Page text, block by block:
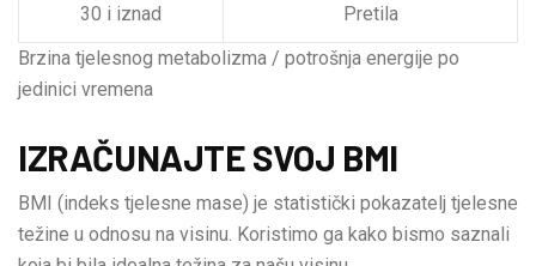
30 i iznad
Pretila
Brzina tjelesnog metabolizma / potrošnja energije po
jedinici vremena
IZRAČUNAJTE SVOJ BMI
BMI (indeks tjelesne mase) je statistički pokazatelj tjelesne
težine u odnosu na visinu. Koristimo ga kako bismo saznali